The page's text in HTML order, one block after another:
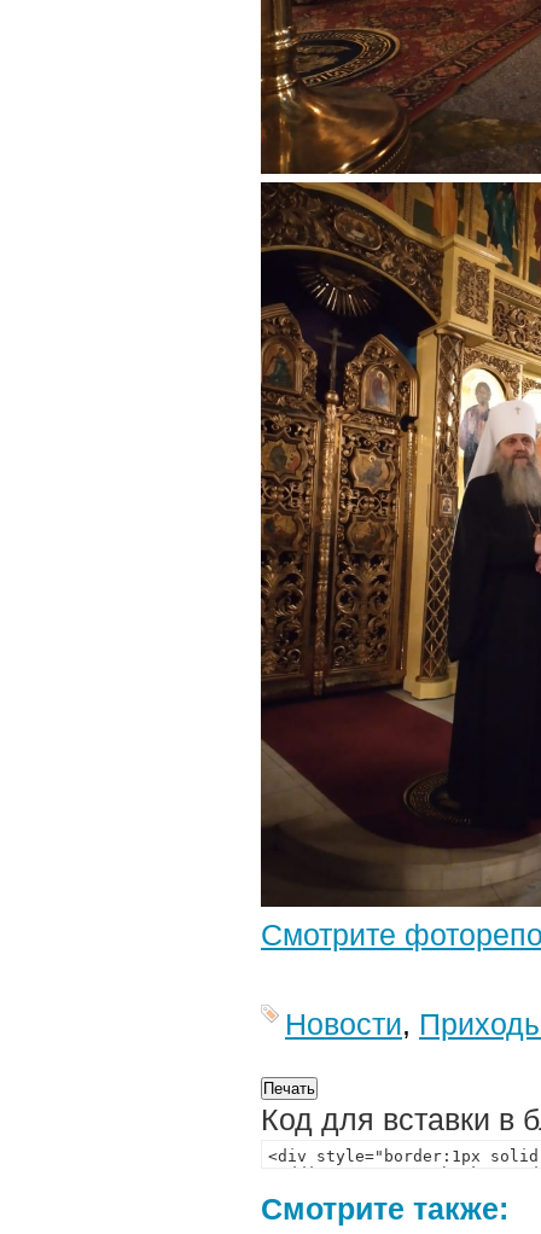
Смотрите
Новости,
Код для вставки в
Смотрите также: